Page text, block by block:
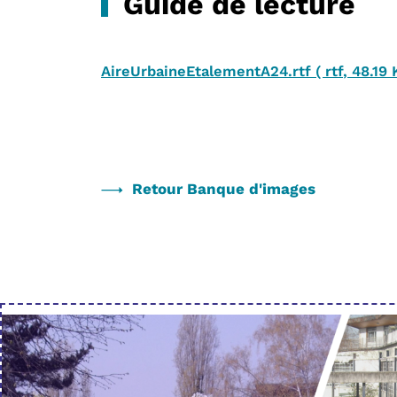
AireUrbaineEtalementA24.rtf ( rtf, 48.19
Retour Banque d'images